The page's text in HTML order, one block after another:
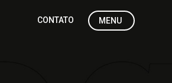
CONTATO MENU